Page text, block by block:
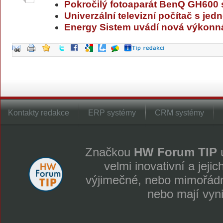
Pokročilý fotoaparát BenQ GH600
Univerzální televizní počítač s
Energy Sistem uvádí nová
Kontakty redakce ERP systémy CRM systémy
Značkou HW Forum TIP
velmi inovativní a
výjimečné, nebo
nebo mají